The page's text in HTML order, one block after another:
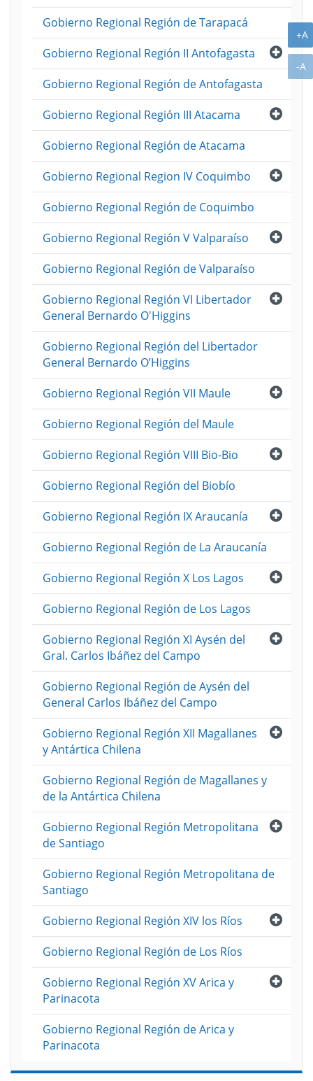
Gobierno Regional Región de Tarapacá
Abrir
Gobierno Regional Región II Antofagasta
Gobierno Regional Región de Antofagasta
Abrir
Gobierno Regional Región III Atacama
Gobierno Regional Región de Atacama
Abrir
Gobierno Regional Region IV Coquimbo
Gobierno Regional Región de Coquimbo
Abrir
Gobierno Regional Región V Valparaíso
Gobierno Regional Región de Valparaíso
Abrir
Gobierno Regional Región VI Libertador
General Bernardo O'Higgins
Gobierno Regional Región del Libertador
General Bernardo O’Higgins
Abrir
Gobierno Regional Región VII Maule
Gobierno Regional Región del Maule
Abrir
Gobierno Regional Región VIII Bio-Bio
Gobierno Regional Región del Biobío
Abrir
Gobierno Regional Región IX Araucanía
Gobierno Regional Región de La Araucanía
Abrir
Gobierno Regional Región X Los Lagos
Gobierno Regional Región de Los Lagos
Abrir
Gobierno Regional Región XI Aysén del
Gral. Carlos Ibáñez del Campo
Gobierno Regional Región de Aysén del
General Carlos Ibáñez del Campo
Abrir
Gobierno Regional Región XII Magallanes
y Antártica Chilena
Gobierno Regional Región de Magallanes y
de la Antártica Chilena
Abrir
Gobierno Regional Región Metropolitana
de Santiago
Gobierno Regional Región Metropolitana de
Santiago
Abrir
Gobierno Regional Región XIV los Ríos
Gobierno Regional Región de Los Ríos
Abrir
Gobierno Regional Región XV Arica y
Parinacota
Gobierno Regional Región de Arica y
Parinacota
+A
-A